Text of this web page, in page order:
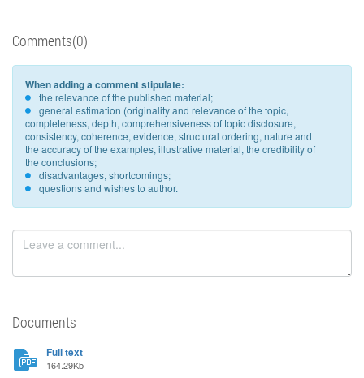
Comments(0)
When adding a comment stipulate:
the relevance of the published material;
general estimation (originality and relevance of the topic,
completeness, depth, comprehensiveness of topic disclosure,
consistency, coherence, evidence, structural ordering, nature and
the accuracy of the examples, illustrative material, the credibility of
the conclusions;
disadvantages, shortcomings;
questions and wishes to author.
Documents
Full text
164.29Kb